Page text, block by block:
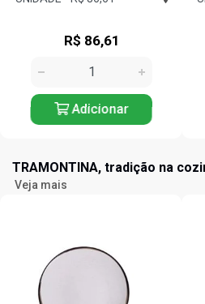
R$ 86,61
Adicionar
TRAMONTINA, tradição na
Veja mais